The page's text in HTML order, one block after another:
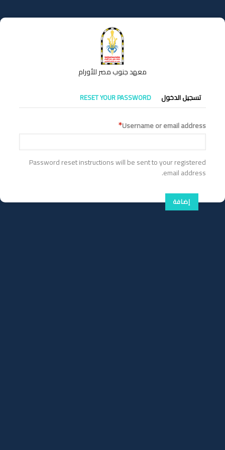
إلى
المحتوى
معهد جنوب مصر للأورام
التبويبات
الأساسية
تسجيل الدخول RESET YOUR PASSWORD
Username or email address
Password reset instructions will be sent to your registered
email address.